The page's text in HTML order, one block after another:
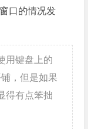
口的情况发
用键盘上的
，但是如果
得有点笨拙